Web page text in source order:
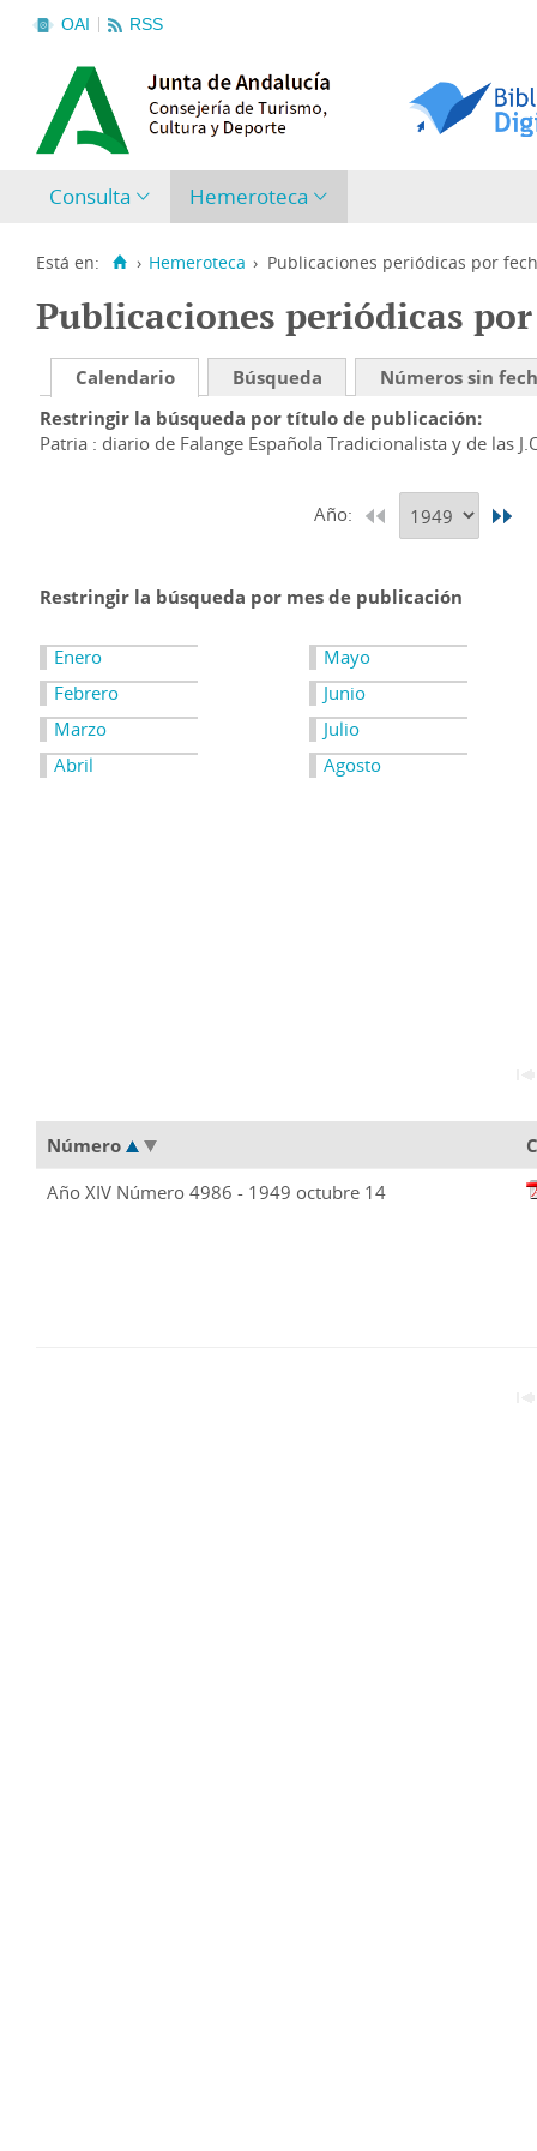
OAI RSS
Consulta Hemeroteca
Está en: › Hemeroteca › Publicaciones periódicas por
Publicaciones periódicas
Calendario Búsqueda
Números sin
Restringir la búsqueda por título de publicación
Patria : diario de Falange Española Tradicionalista y de las
Año:
Restringir la búsqueda por mes de publicación
Enero
Febrero
Marzo
Abril
Mayo
Junio
Julio
Agosto
Número
Año XIV Número 4986 - 1949 octubre 14